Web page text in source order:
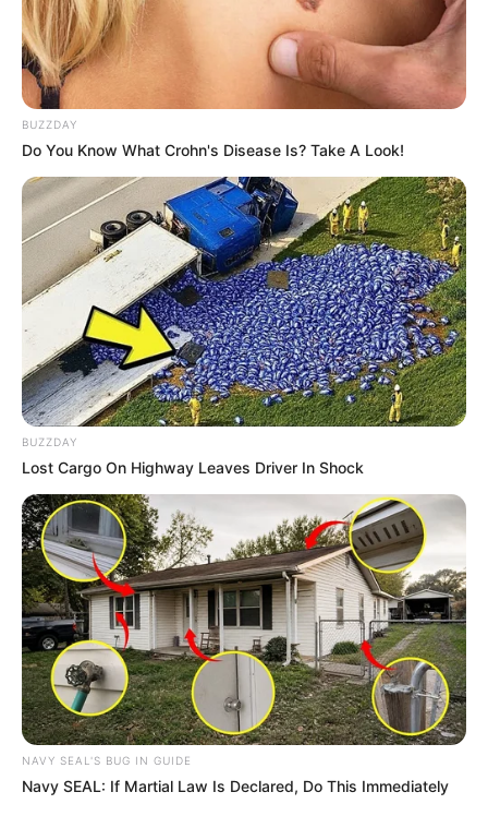
VOTE
Tanggal Lahir:
27 April
Tempat Lahir:
Semarang,Jawa Tengah,Indonesia
Umur:
-
Profesi:
Selebgram
Edit
Halda Firga adalah seorang selebrgam yang berasal dari
Semarang, Jawa Tengah.
Ia dikenal sebagai sosok yang stylish dalam berpakaian dan
menjadi inspirasi perempuan berhijab.
Daftar isi
Karier
Dengan wajahnya yang cantik dan gaya serta riasannya yang
selalu tampak menawan, ia mampu menjaring banyak warganet
pengguna Instagram untuk menjadi pengikutnya.
Bukan hanya senang melihat potret-potretnya, banyak pula orang
yang terinspirasi denganstyle
dan trendi.
BUZZDAY
Do You Know What Crohn's Disease Is? Take A Look!
BUZZDAY
Lost Cargo On Highway Leaves Driver In Shock
NAVY SEAL'S BUG IN GUIDE
Navy SEAL: If Martial Law Is Declared, Do This Immediately